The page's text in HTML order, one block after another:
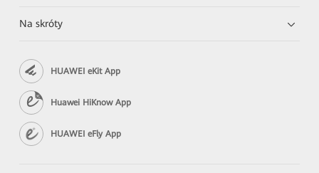
Na skróty
HUAWEI eKit App
Huawei HiKnow App
HUAWEI eFly App